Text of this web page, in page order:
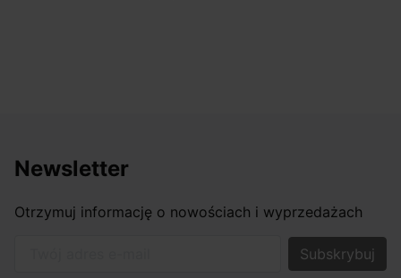
Newsletter
Otrzymuj informację o nowościach i wyprzedażach